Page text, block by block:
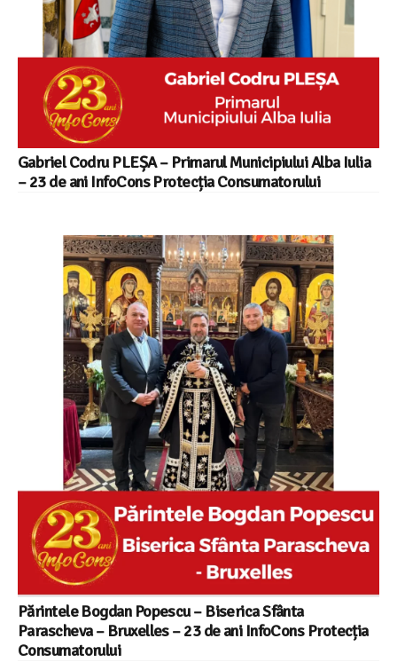
Gabriel Codru PLEȘA – Primarul Municipiului Alba Iulia
– 23 de ani InfoCons Protecția Consumatorului
Părintele Bogdan Popescu – Biserica Sfânta
Parascheva – Bruxelles – 23 de ani InfoCons Protecția
Consumatorului